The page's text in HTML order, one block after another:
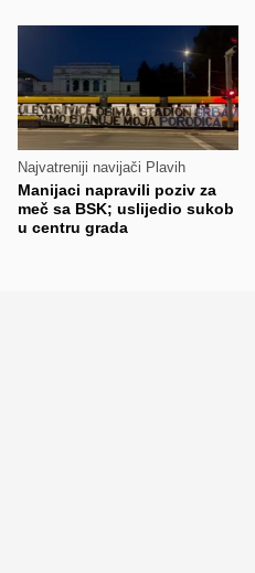
Najvatreniji navijači Plavih
Manijaci napravili poziv za
meč sa BSK; uslijedio sukob
u centru grada